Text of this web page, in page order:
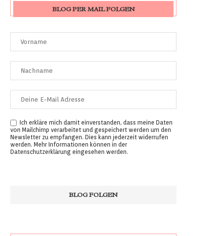
BLOG PER MAIL FOLGEN
Ich erkläre mich damit einverstanden, dass meine Daten
von Mailchimp verarbeitet und gespeichert werden um den
Newsletter zu empfangen. Dies kann jederzeit widerrufen
werden. Mehr Informationen können in der
Datenschutzerklärung eingesehen werden.